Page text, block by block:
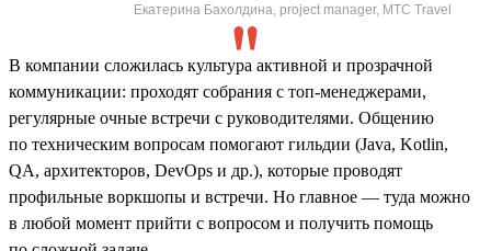
Екатерина Бахолдина, project manager, МТС Travel
В компании сложилась культура активной и прозрачной
коммуникации: проходят собрания с топ-менеджерами,
регулярные очные встречи с руководителями. Общению
по техническим вопросам помогают гильдии (Java, Kotlin,
QA, архитекторов, DevOps и др.), которые проводят
профильные воркшопы и встречи. Но главное — туда можно
в любой момент прийти с вопросом и получить помощь